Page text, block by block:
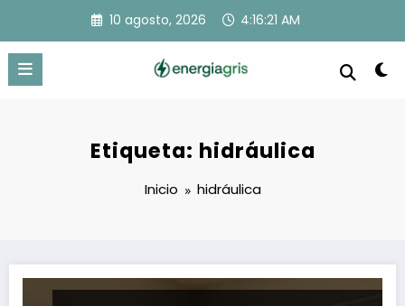
contenido
10 agosto, 2026 4:16:22 AM
Etiqueta: hidráulica
Inicio hidráulica